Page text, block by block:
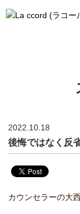
2022.10.18
後悔ではなく反
カウンセラーの大